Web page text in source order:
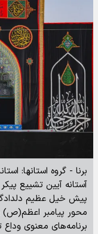
برنا - گروه استانها:
آستانه آیین تشییع
پیش خیل عظیم
محور پیامبر
برنامه‌های معنوی